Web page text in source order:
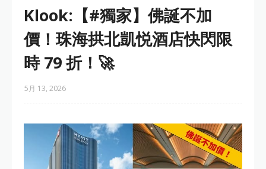
Klook:【#獨家】佛誕不加
價！珠海拱北凱悦酒店快閃限
時 79 折！🚀
5月 13, 2026